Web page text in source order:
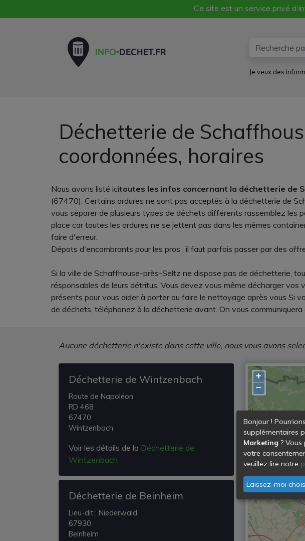
Ce site est un service privé
Je veux des
Déchetterie de
coordonnées, horaires
Nous avons listé icitoutes les infos concernant la déchetterie de
(67470). Certains ordures ne sont pas acceptés à la déchetterie de
vous séparer de plusieurs types de déchets différents rassemblez les
place car toutes les ordures ne se jettent pas dans les mêmes
faire d'erreur.
Dépots d'encombrants pour les pros : il faut parfois passer par des
Si la ville de Schaffhouse-près-Seltz ne dispose pas de déchetterie,
résponsables de leurs détritus. Vous devez vous même décharger
présents pour vous aider à porter ou faire le nettoyage après vous
de déchets, téléphonez à la déchetterie avant. On vous
Aucune déchetterie n'existe dans cette ville, nous vous avons
Déchetterie de Wintzenbach
Route de Napoléon
RD 468
67470
Wintzenbach
Voir les détails de la Déchetterie de
Wintzenbach
Déchetterie de Beinheim
Lieu-dit : Niederwald
67930
Beinheim
+
−
Bonjour !
supplémentaires
Marketing ?
votre
veuillez lire notre
Laissez-moi